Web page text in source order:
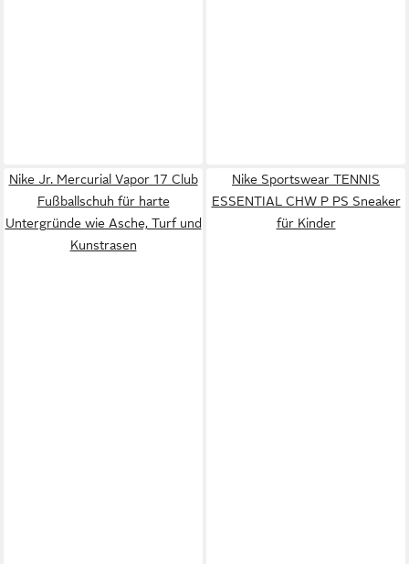
Nike Jr. Mercurial Vapor 17 Club
Fußballschuh für harte
Untergründe wie Asche, Turf und
Kunstrasen
Nike Sportswear TENNIS
ESSENTIAL CHW P PS Sneaker
für Kinder